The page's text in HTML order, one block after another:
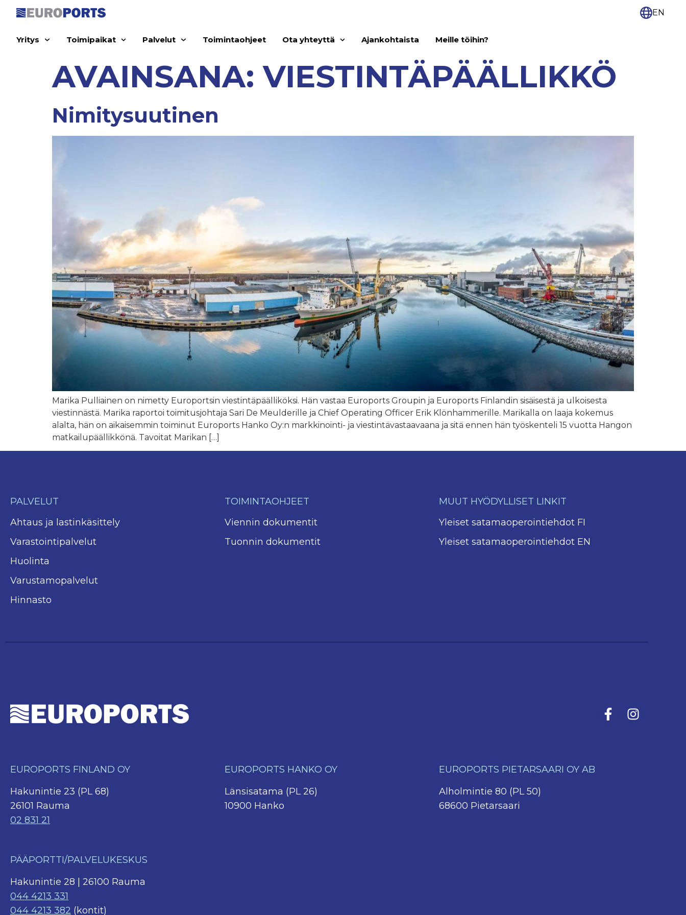
EN
Yritys Toimipaikat Palvelut Toimintaohjeet Ota yhteyttä Ajankohtaista Meille töihin?
AVAINSANA:VIESTINTÄPÄÄLLIKKÖ
Nimitysuutinen
Marika Pulliainen on nimetty Europortsin viestintäpäälliköksi. Hän vastaa Euroports Groupin ja Euroports Finlandin sisäisestä ja ulkoisesta
viestinnästä. Marika raportoi toimitusjohtaja Sari De Meulderille ja Chief Operating Officer Erik Klönhammerille. Marikalla on laaja kokemus
alalta, hän on aikaisemmin toiminut Euroports Hanko Oy:n markkinointi- ja viestintävastaavaana ja sitä ennen hän työskenteli 15 vuotta Hangon
matkailupäällikkönä. Tavoitat Marikan […]
PALVELUT
Ahtaus ja lastinkäsittely
Varastointipalvelut
Huolinta
Varustamopalvelut
Hinnasto
TOIMINTAOHJEET
Viennin dokumentit
Tuonnin dokumentit
MUUT HYÖDYLLISET LINKIT
Yleiset satamaoperointiehdot FI
Yleiset satamaoperointiehdot EN
EUROPORTS FINLAND OY
Hakunintie 23 (PL 68)
26101 Rauma
02 831 21
EUROPORTS HANKO OY
Länsisatama (PL 26)
10900 Hanko
EUROPORTS PIETARSAARI OY AB
Alholmintie 80 (PL 50)
68600 Pietarsaari
PÄÄPORTTI/PALVELUKESKUS
Hakunintie 28 | 26100 Rauma
044 4213 331
044 4213 382 (kontit)